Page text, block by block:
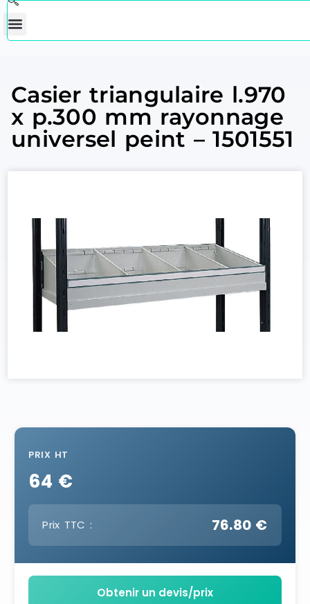
Casier triangulaire l.970
x p.300 mm rayonnage
universel peint – 1501551
PRIX HT
64 €
Prix TTC : 76.80 €
Obtenir un devis/prix